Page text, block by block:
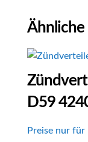
D59
Preise nur